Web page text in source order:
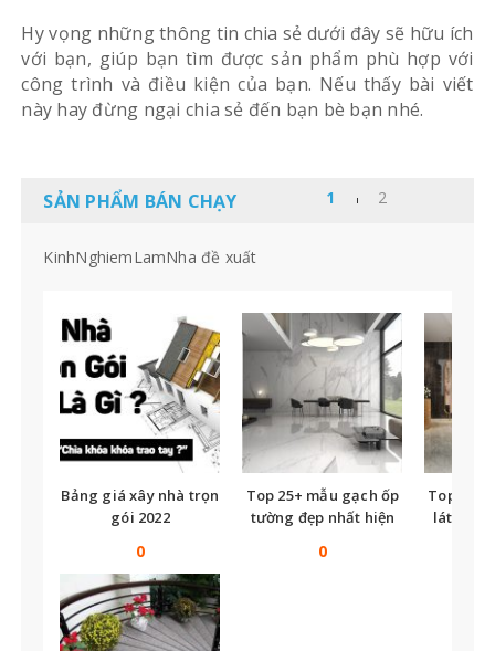
Hy vọng những thông tin chia sẻ dưới đây sẽ hữu ích
với bạn, giúp bạn tìm được sản phẩm phù hợp với
công trình và điều kiện của bạn. Nếu thấy bài viết
này hay đừng ngại chia sẻ đến bạn bè bạn nhé.
SẢN PHẨM BÁN CHẠY
KinhNghiemLamNha đề xuất
Bảng giá xây nhà trọn
gói 2022
0
Top 25+ mẫu gạch ốp
tường đẹp nhất hiện
0
Top
lát nền